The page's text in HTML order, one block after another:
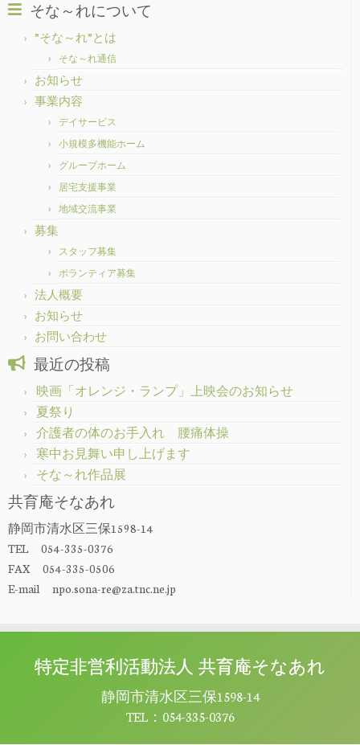
そな～れについて
”そな～れ”とは
そな～れ通信
お知らせ
事業内容
デイサービス
小規模多機能ホーム
グループホーム
居宅支援事業
地域交流事業
募集
スタッフ募集
ボランティア募集
法人概要
お知らせ
お問い合わせ
最近の投稿
映画「オレンジ・ランプ」上映会のお知らせ
夏祭り
介護者の体のお手入れ 腰痛体操
寒中お見舞い申し上げます
そな～れ作品展
共育庵そなあれ
静岡市清水区三保1598-14
TEL 054-335-0376
FAX 054-335-0506
E-mail npo.sona-re@za.tnc.ne.jp
特定非営利活動法人 共育庵そなあれ
静岡市清水区三保1598-14
TEL：054-335-0376